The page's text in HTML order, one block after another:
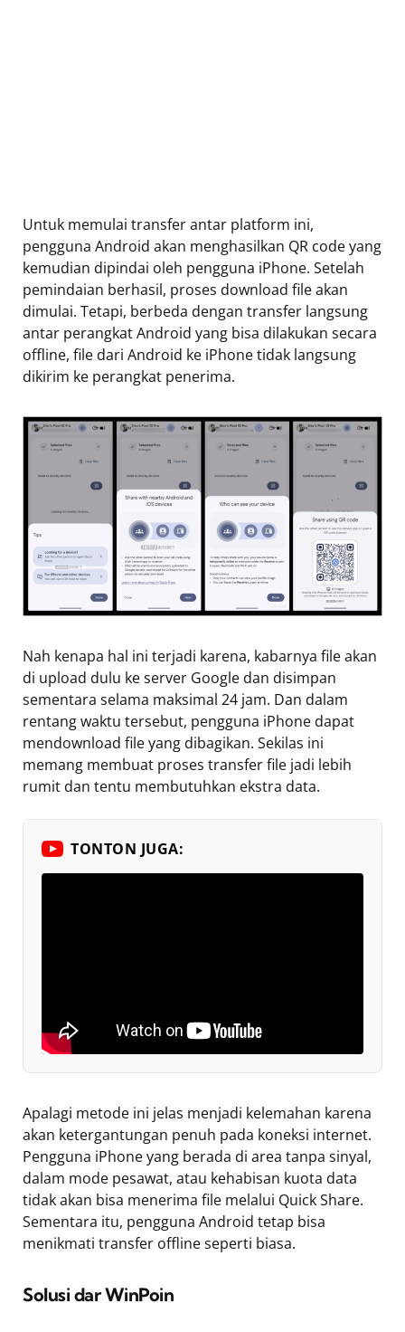
Untuk memulai transfer antar platform ini,
pengguna Android akan menghasilkan QR code yang
kemudian dipindai oleh pengguna iPhone. Setelah
pemindaian berhasil, proses download file akan
dimulai. Tetapi, berbeda dengan transfer langsung
antar perangkat Android yang bisa dilakukan secara
offline, file dari Android ke iPhone tidak langsung
dikirim ke perangkat penerima.
Nah kenapa hal ini terjadi karena, kabarnya file akan
di upload dulu ke server Google dan disimpan
sementara selama maksimal 24 jam. Dan dalam
rentang waktu tersebut, pengguna iPhone dapat
mendownload file yang dibagikan. Sekilas ini
memang membuat proses transfer file jadi lebih
rumit dan tentu membutuhkan ekstra data.
TONTON JUGA:
Apalagi metode ini jelas menjadi kelemahan karena
akan ketergantungan penuh pada koneksi internet.
Pengguna iPhone yang berada di area tanpa sinyal,
dalam mode pesawat, atau kehabisan kuota data
tidak akan bisa menerima file melalui Quick Share.
Sementara itu, pengguna Android tetap bisa
menikmati transfer offline seperti biasa.
Solusi dar WinPoin